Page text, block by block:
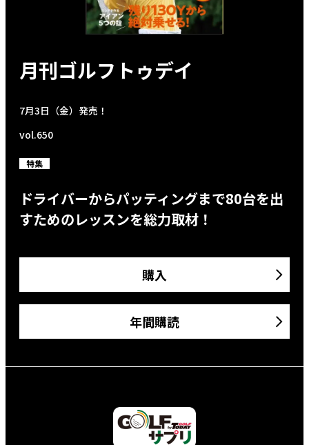
月刊ゴルフトゥデイ
7月3日（金）発売！
vol.650
特集
ドライバーからパッティングまで80台を出
すためのレッスンを総力取材！
購入
年間購読